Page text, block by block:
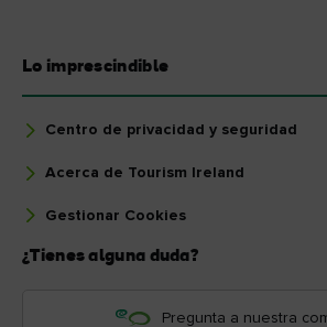
Lo imprescindible
Centro de privacidad y seguridad
Acerca de Tourism Ireland
Gestionar Cookies
¿Tienes alguna duda?
Pregunta a nuestra